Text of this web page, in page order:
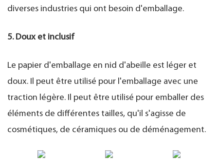
diverses industries qui ont besoin d'emballage.
5. Doux et inclusif
Le papier d'emballage en nid d'abeille est léger et
doux. Il peut être utilisé pour l'emballage avec une
traction légère. Il peut être utilisé pour emballer des
éléments de différentes tailles, qu'il s'agisse de
cosmétiques, de céramiques ou de déménagement.